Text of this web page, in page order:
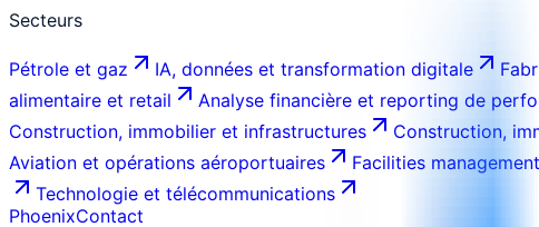
Secteurs
Pétrole et gaz IA, données et transformation digitale
alimentaire et retail
Analyse financière et reporting de
Construction, immobilier et infrastructures
Construction,
Aviation et opérations aéroportuaires
Facilities
Technologie et télécommunications
PhoenixContact